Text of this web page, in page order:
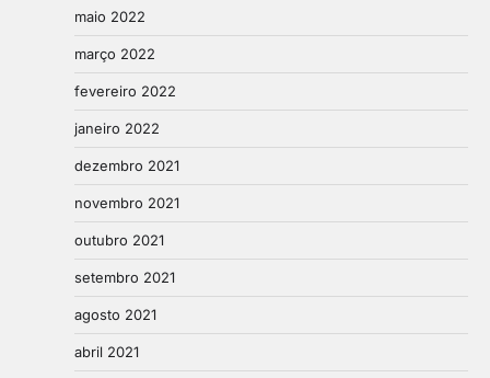
maio 2022
março 2022
fevereiro 2022
janeiro 2022
dezembro 2021
novembro 2021
outubro 2021
setembro 2021
agosto 2021
abril 2021